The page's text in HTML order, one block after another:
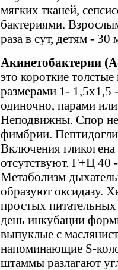
мягких тканей,
бактериями.
раза в сут, детям - 30
Акинетобактерии
это короткие
размерами 1- 1,5x1,5
одиночно, парами
Неподвижны. Спор не
фимбрии.
Включения гликогена
отсутствуют. Г+Ц 40
Метаболизм
образуют оксидазу.
простых
день инкубации
выпуклые с
напоминающие S-
штаммы разлагают